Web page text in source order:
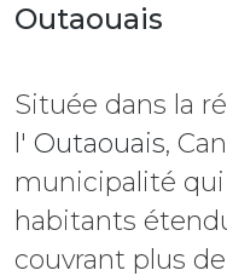
Outaouais
Située dans la
l' Outaouais,
municipalité
habitants
couvrant plus de